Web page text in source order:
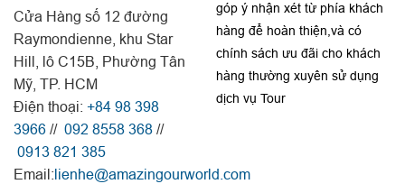
Cửa Hàng số 12 đường
Raymondienne, khu Star
Hill, lô C15B, Phường Tân
Mỹ, TP. HCM
Điện thoại: +84 98 398
3966 // 092 8558 368 //
0913 821 385
Email:lienhe@amazingourworld.com
góp ý nhận xét từ phía khách
hàng để hoàn thiện,và có
chính sách ưu đãi cho khách
hàng thường xuyên sử dụng
dịch vụ Tour